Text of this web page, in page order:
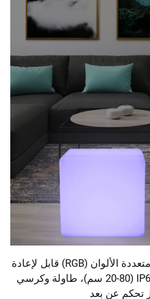
مكعب من مادة PE مع إضاءة LED متعددة الألوان (RGB) قابل لإعادة
الشحن ومقاوم للماء وفق معيار IP65 (20-80 سم)، طاولة وكرسي
تحكم عن بعد